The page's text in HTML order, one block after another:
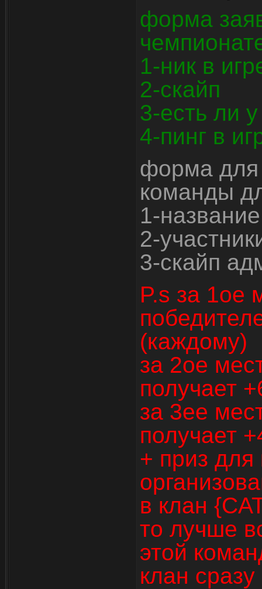
форма
1-ник в
2-скайп
3-есть ли
4-пинг в
форма для
команды
1-
2-
3-скайп
P.s за 1ое
(каждому)
за 2ое
получает
за 3ее
получает
+ приз для
в клан
то лучше
этой
клан